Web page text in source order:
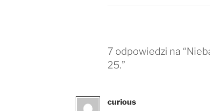
7 odpowiedzi na
25.”
curious